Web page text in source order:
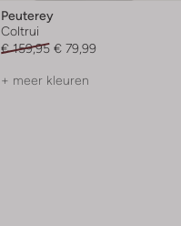
Peuterey
Coltrui
€ 159,95 € 79,99
+ meer kleuren